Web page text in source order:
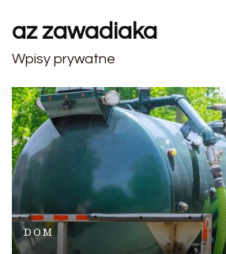
az zawadiaka
Wpisy prywatne
DOM